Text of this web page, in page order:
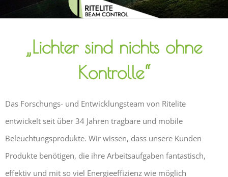
„Lichter sind nichts ohne
Kontrolle“
Das Forschungs- und Entwicklungsteam von Ritelite
entwickelt seit über 34 Jahren tragbare und mobile
Beleuchtungsprodukte. Wir wissen, dass unsere Kunden
Produkte benötigen, die ihre Arbeitsaufgaben fantastisch,
effektiv und mit so viel Energieeffizienz wie möglich